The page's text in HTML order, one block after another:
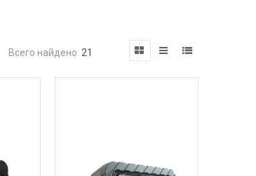
Всего найдено: 21